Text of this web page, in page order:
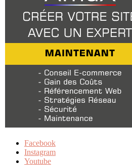
Facebook
Instagram
Youtube